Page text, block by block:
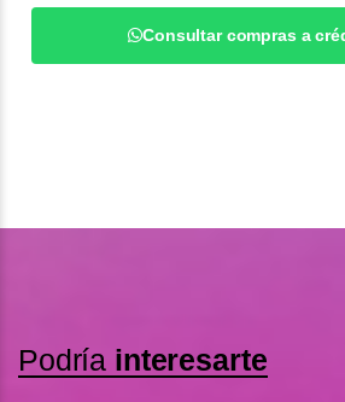
Consultar compras a
Podría interesarte